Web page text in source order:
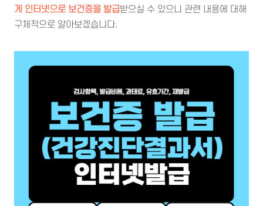
게 인터넷으로 보건증을 발급받으실 수 있으니 관련 내용에 대해
구체적으로 알아보겠습니다.